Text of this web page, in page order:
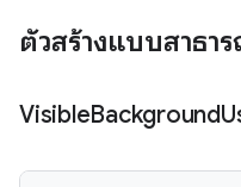
ตัวสร้างแบบสาธา
VisibleBackground